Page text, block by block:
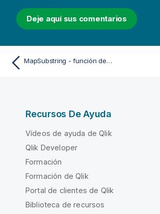
Deje aquí sus comentarios
MapSubstring - función de script
Recursos De Ayuda
Vídeos de ayuda de Qlik
Qlik Developer
Formación
Formación de Qlik
Portal de clientes de Qlik
Biblioteca de recursos